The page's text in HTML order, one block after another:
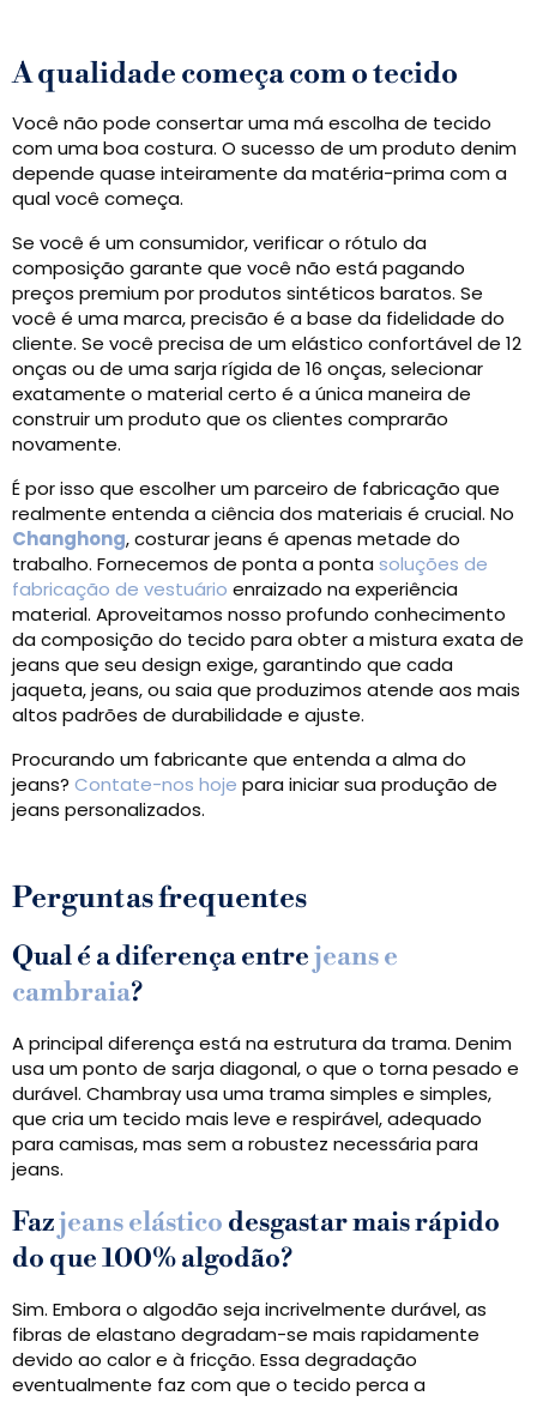
A qualidade começa com o tecido
Você não pode consertar uma má escolha de tecido
com uma boa costura. O sucesso de um produto denim
depende quase inteiramente da matéria-prima com a
qual você começa.
Se você é um consumidor, verificar o rótulo da
composição garante que você não está pagando
preços premium por produtos sintéticos baratos. Se
você é uma marca, precisão é a base da fidelidade do
cliente. Se você precisa de um elástico confortável de 12
onças ou de uma sarja rígida de 16 onças, selecionar
exatamente o material certo é a única maneira de
construir um produto que os clientes comprarão
novamente.
É por isso que escolher um parceiro de fabricação que
realmente entenda a ciência dos materiais é crucial. No
Changhong, costurar jeans é apenas metade do
trabalho. Fornecemos de ponta a ponta soluções de
fabricação de vestuário enraizado na experiência
material. Aproveitamos nosso profundo conhecimento
da composição do tecido para obter a mistura exata de
jeans que seu design exige, garantindo que cada
jaqueta, jeans, ou saia que produzimos atende aos mais
altos padrões de durabilidade e ajuste.
Procurando um fabricante que entenda a alma do
jeans? Contate-nos hoje para iniciar sua produção de
jeans personalizados.
Perguntas frequentes
Qual é a diferença entrejeans e
cambraia?
A principal diferença está na estrutura da trama. Denim
usa um ponto de sarja diagonal, o que o torna pesado e
durável. Chambray usa uma trama simples e simples,
que cria um tecido mais leve e respirável, adequado
para camisas, mas sem a robustez necessária para
jeans.
Fazjeans elástico desgastar mais rápido
do que 100% algodão?
Sim. Embora o algodão seja incrivelmente durável, as
fibras de elastano degradam-se mais rapidamente
devido ao calor e à fricção. Essa degradação
eventualmente faz com que o tecido perca a